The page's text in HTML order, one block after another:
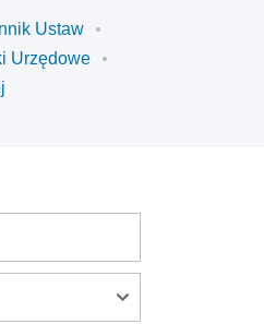
Ustaw
Urzędowe